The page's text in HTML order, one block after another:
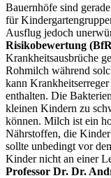
Bauernhöfe sind
für
Ausflug jedoch
Risikobewertung
Krankheitsausbrüche
Rohmilch während
kann
enthalten. Die
kleinen Kindern zu
können. Milch ist ein
Nährstoffen, die
sollte unbedingt vor
Kinder nicht an einer
Professor Dr. Dr.